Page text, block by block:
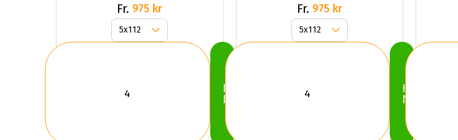
Fr. 975 kr
Köp
Nu
Fr. 975 kr
Köp
Nu